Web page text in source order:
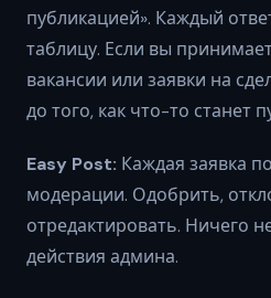
публикацией». Каждый
таблицу. Если вы
вакансии или заявки на
до того, как что-то станет
Easy Post: Каждая заявка
модерации. Одобрить,
отредактировать. Ничего
действия админа.